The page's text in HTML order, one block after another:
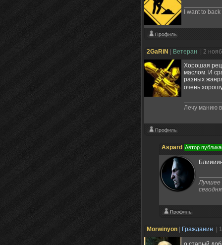
I want to
2GaRiN Ветеран
| 2
Хорошая
маслом. И
разных
очень
Лечу манию
Aspard Автор
Лучшее
Morwinyon Гражданин |